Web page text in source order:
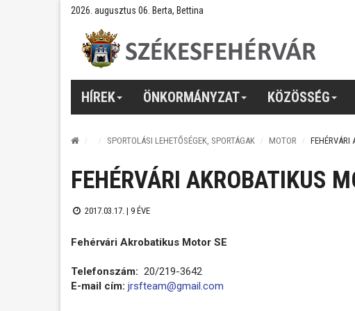
2026. augusztus 06. Berta, Bettina
HÍREK ÖNKORMÁNYZAT KÖZÖSSÉG
SPORTOLÁSI LEHETŐSÉGEK, SPORTÁGAK MOTOR FEHÉRVÁRI
FEHÉRVÁRI AKROBATIKUS
2017.03.17. | 9 ÉVE
Fehérvári Akrobatikus Motor SE
Telefonszám: 20/219-3642
E-mail cím: jrsfteam@gmail.com